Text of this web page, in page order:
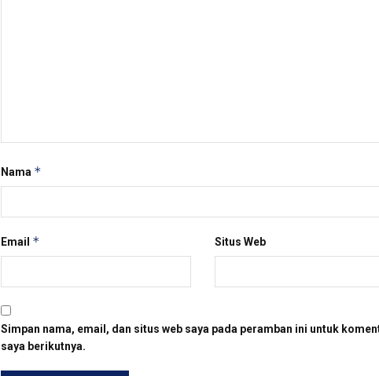
Nama *
Email * Situs Web
Simpan nama, email, dan situs web saya pada peramban ini untuk
saya berikutnya.